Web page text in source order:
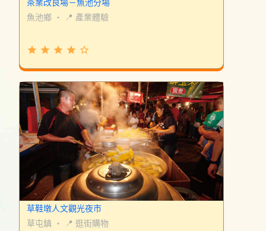
茶業改良場－魚池分場
魚池鄉 ・ 📍 產業體驗
grade grade grade grade star_border
草鞋墩人文觀光夜市
草屯鎮 ・ 📍 逛街購物